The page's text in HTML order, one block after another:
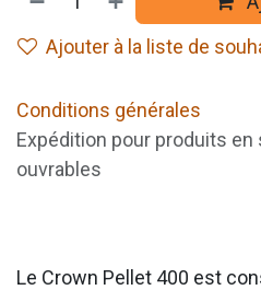
Ajouter à la liste de
Conditions générales
Expédition pour produits
ouvrables
Le Crown Pellet 400 est